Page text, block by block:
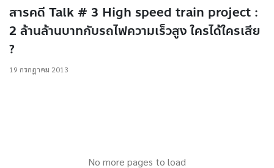
สารคดี Talk # 3 High speed train project :
2 ล้านล้านบาทกับรถไฟความเร็วสูง ใครได้ใครเสีย
?
19 กรกฎาคม 2013
No more pages to load